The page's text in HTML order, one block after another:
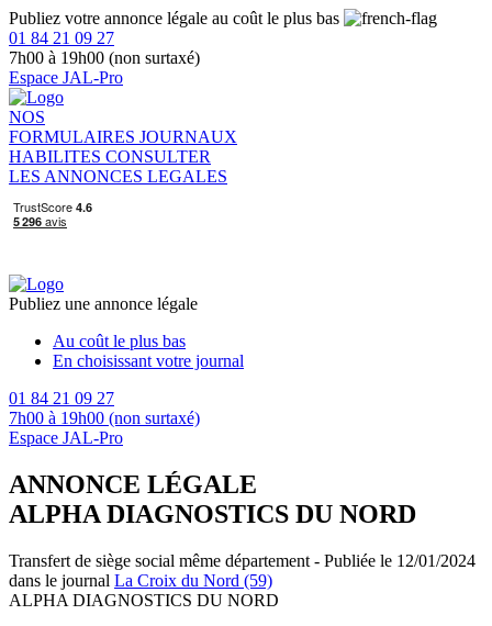
Publiez votre annonce légale au coût le plus bas
01 84 21 09 27
7h00 à 19h00 (non surtaxé)
Espace JAL-Pro
NOS
FORMULAIRES JOURNAUX
HABILITES CONSULTER
LES ANNONCES LEGALES
Publiez une annonce légale
Au coût le plus bas
En choisissant votre journal
01 84 21 09 27
7h00 à 19h00 (non surtaxé)
Espace JAL-Pro
ANNONCE LÉGALE
ALPHA DIAGNOSTICS DU NORD
Transfert de siège social même département - Publiée le 12/01/2024
dans le journal La Croix du Nord (59)
ALPHA DIAGNOSTICS DU NORD